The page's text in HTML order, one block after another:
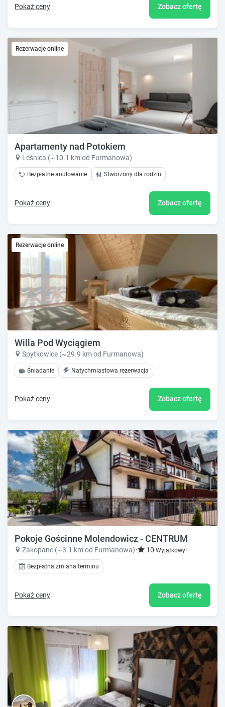
Pokaż ceny Zobacz ofertę
Rezerwacje online
Apartamenty nad Potokiem
Leśnica (~10.1 km od Furmanowa)
Bezpłatne anulowanie Stworzony dla rodzin
Pokaż ceny Zobacz ofertę
Rezerwacje online
Willa Pod Wyciągiem
Spytkowice (~29.9 km od Furmanowa)
Śniadanie Natychmiastowa rezerwacja
Pokaż ceny Zobacz ofertę
Pokoje Gościnne Molendowicz - CENTRUM
Zakopane (~3.1 km od Furmanowa)• 10 Wyjątkowy!
Bezpłatna zmiana terminu
Pokaż ceny Zobacz ofertę